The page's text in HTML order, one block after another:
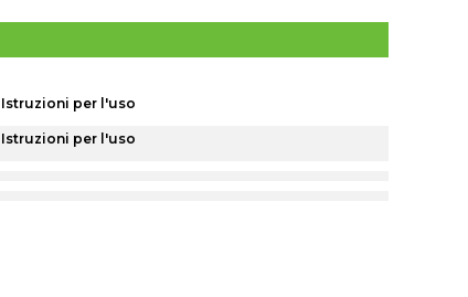
Istruzioni per l'uso
Istruzioni per l'uso